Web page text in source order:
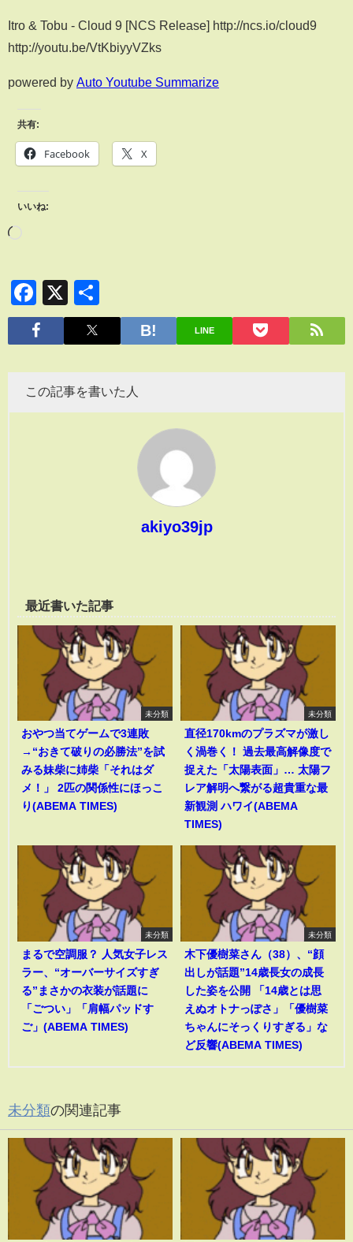
Itro & Tobu - Cloud 9 [NCS Release] http://ncs.io/cloud9
http://youtu.be/VtKbiyyVZks
powered by Auto Youtube Summarize
共有:
Facebook X
いいね:
Facebook
X
有
LINE
この記事を書いた人
akiyo39jp
最近書いた記事
未分類
おやつ当てゲームで3連敗
→“おきて破りの必勝法”を試
みる妹柴に姉柴「それはダ
メ！」 2匹の関係性にほっこ
り(ABEMA TIMES)
未分類
直径170kmのプラズマが激し
く渦巻く！ 過去最高解像度で
捉えた「太陽表面」… 太陽フ
レア解明へ繋がる超貴重な最
新観測 ハワイ(ABEMA
TIMES)
未分類
まるで空調服？ 人気女子レス
ラー、“オーバーサイズすぎ
る”まさかの衣装が話題に
「ごつい」「肩幅パッドす
ご」(ABEMA TIMES)
未分類
木下優樹菜さん（38）、“顔
出しが話題”14歳長女の成長
した姿を公開 「14歳とは思
えぬオトナっぽさ」「優樹菜
ちゃんにそっくりすぎる」な
ど反響(ABEMA TIMES)
未分類の関連記事